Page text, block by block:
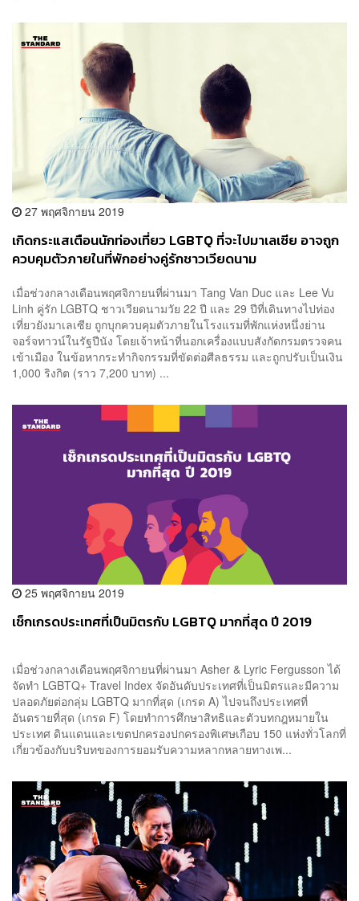
27 พฤศจิกายน 2019
เกิดกระแสเตือนนักท่องเที่ยว LGBTQ ที่จะไปมาเลเซีย อาจถูก
ควบคุมตัวภายในที่พักอย่างคู่รักชาวเวียดนาม
เมื่อช่วงกลางเดือนพฤศจิกายนที่ผ่านมา Tang Van Duc และ Lee Vu
Linh คู่รัก LGBTQ ชาวเวียดนามวัย 22 ปี และ 29 ปีที่เดินทางไปท่อง
เที่ยวยังมาเลเซีย ถูกบุกควบคุมตัวภายในโรงแรมที่พักแห่งหนึ่งย่าน
จอร์จทาวน์ในรัฐปีนัง โดยเจ้าหน้าที่นอกเครื่องแบบสังกัดกรมตรวจคน
เข้าเมือง ในข้อหากระทำกิจกรรมที่ขัดต่อศีลธรรม และถูกปรับเป็นเงิน
1,000 ริงกิต (ราว 7,200 บาท) ...
25 พฤศจิกายน 2019
เช็กเกรดประเทศที่เป็นมิตรกับ LGBTQ มากที่สุด ปี 2019
เมื่อช่วงกลางเดือนพฤศจิกายนที่ผ่านมา Asher & Lyric Fergusson ได้
จัดทำ LGBTQ+ Travel Index จัดอันดับประเทศที่เป็นมิตรและมีความ
ปลอดภัยต่อกลุ่ม LGBTQ มากที่สุด (เกรด A) ไปจนถึงประเทศที่
อันตรายที่สุด (เกรด F) โดยทำการศึกษาสิทธิและตัวบทกฎหมายใน
ประเทศ ดินแดนและเขตปกครองปกครองพิเศษเกือบ 150 แห่งทั่วโลกที่
เกี่ยวข้องกับบริบทของการยอมรับความหลากหลายทางเพ...